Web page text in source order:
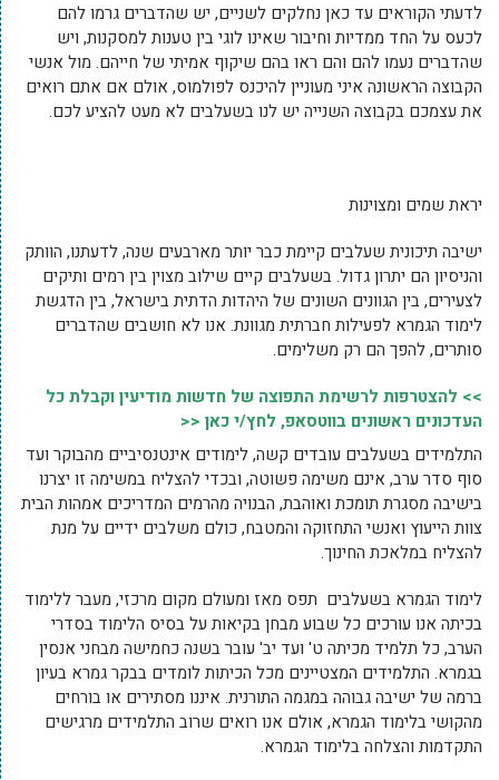
לדעתי הקוראים עד כאן נחלקים לשניים, יש שהדברים גרמו להם
לכעס על החד ממדיות וחיבור שאינו לוגי בין טענות למסקנות, ויש
שהדברים נעמו להם והם ראו בהם שיקוף אמיתי של חייהם. מול אנשי
הקבוצה הראשונה איני מעוניין להיכנס לפולמוס, אולם אם אתם רואים
את עצמכם בקבוצה השנייה יש לנו בשעלבים לא מעט להציע לכם.
יראת שמים ומצוינות
ישיבה תיכונית שעלבים קיימת כבר יותר מארבעים שנה, לדעתנו, הוותק
והניסיון הם יתרון גדול. בשעלבים קיים שילוב מצוין בין רמים ותיקים
לצעירים, בין הגוונים השונים של היהדות הדתית בישראל, בין הדגשת
לימוד הגמרא לפעילות חברתית מגוונת. אנו לא חושבים שהדברים
סותרים, להפך הם רק משלימים.
>> להצטרפות לרשימת התפוצה של חדשות מודיעין וקבלת כל
העדכונים ראשונים בווטסאפ, לחץ/י כאן <<
התלמידים בשעלבים עובדים קשה, לימודים אינטנסיביים מהבוקר ועד
סוף סדר ערב, אינם משימה פשוטה, ובכדי להצליח במשימה זו יצרנו
בישיבה מסגרת תומכת ואוהבת, הבנויה מהרמים המדריכים אמהות הבית
צוות הייעוץ ואנשי התחזוקה והמטבח, כולם משלבים ידיים על מנת
להצליח במלאכת החינוך.
לימוד הגמרא בשעלבים תפס מאז ומעולם מקום מרכזי, מעבר ללימוד
בכיתה אנו עורכים כל שבוע מבחן בקיאות על בסיס הלימוד בסדרי
הערב, כל תלמיד מכיתה ט' ועד יב' עובר בשנה כחמישה מבחני אנסין
בגמרא. התלמידים המצטיינים מכל הכיתות לומדים בבקר גמרא בעיון
ברמה של ישיבה גבוהה במגמה התורנית. איננו מסתירים או בורחים
מהקושי בלימוד הגמרא, אולם אנו רואים שרוב התלמידים מרגישים
התקדמות והצלחה בלימוד הגמרא.